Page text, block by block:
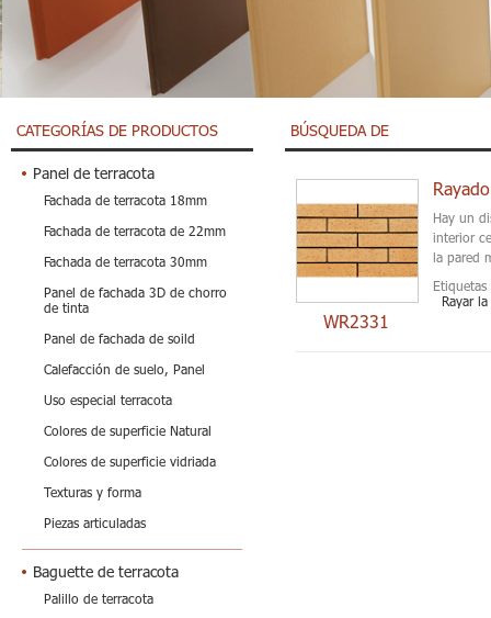
CATEGORÍAS DE PRODUCTOS
Panel de terracota
Fachada de terracota 18mm
Fachada de terracota de 22mm
Fachada de terracota 30mm
Panel de fachada 3D de chorro
de tinta
Panel de fachada de soild
Calefacción de suelo, Panel
Uso especial terracota
Colores de superficie Natural
Colores de superficie vidriada
Texturas y forma
Piezas articuladas
Baguette de terracota
Palillo de terracota
BÚSQUEDA DE
WR2331
Hay un
interior
la pared
Rayar